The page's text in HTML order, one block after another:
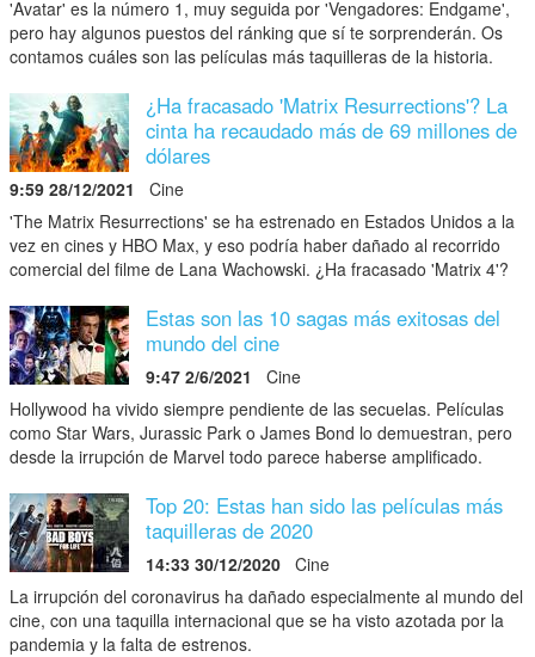
'Avatar' es la número 1, muy seguida por 'Vengadores: Endgame',
pero hay algunos puestos del ránking que sí te sorprenderán. Os
contamos cuáles son las películas más taquilleras de la historia.
¿Ha fracasado 'Matrix Resurrections'? La
cinta ha recaudado más de 69 millones de
dólares
9:59 28/12/2021
Cine
'The Matrix Resurrections' se ha estrenado en Estados Unidos a la
vez en cines y HBO Max, y eso podría haber dañado al recorrido
comercial del filme de Lana Wachowski. ¿Ha fracasado 'Matrix 4'?
Estas son las 10 sagas más exitosas del
mundo del cine
9:47 2/6/2021
Cine
Hollywood ha vivido siempre pendiente de las secuelas. Películas
como Star Wars, Jurassic Park o James Bond lo demuestran, pero
desde la irrupción de Marvel todo parece haberse amplificado.
Top 20: Estas han sido las películas más
taquilleras de 2020
14:33 30/12/2020 Cine
La irrupción del coronavirus ha dañado especialmente al mundo del
cine, con una taquilla internacional que se ha visto azotada por la
pandemia y la falta de estrenos.